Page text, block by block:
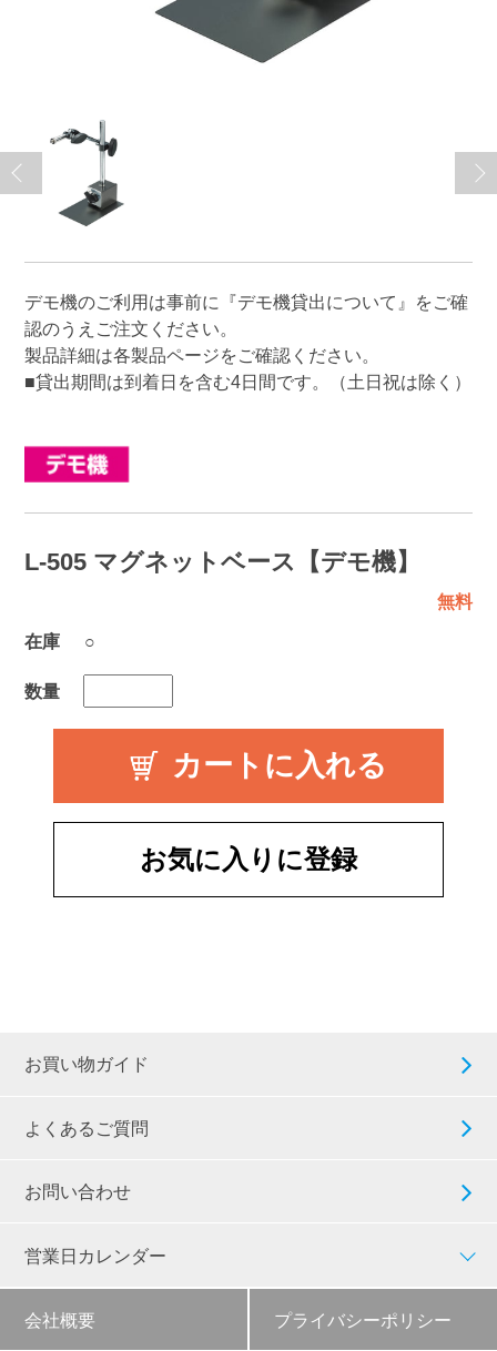
デモ機のご利用は事前に 『デモ機貸出について』
をご確
認のうえご注文ください。
製品詳細は各製品ページをご確認ください。
■貸出期間は到着日を含む4日間です。（土日祝は除く）
L-505 マグネットベース【デモ機】
無料
在庫
○
数量
お気に入りに登録
お買い物ガイド
よくあるご質問
お問い合わせ
営業日カレンダー
会社概要 プライバシーポリシー